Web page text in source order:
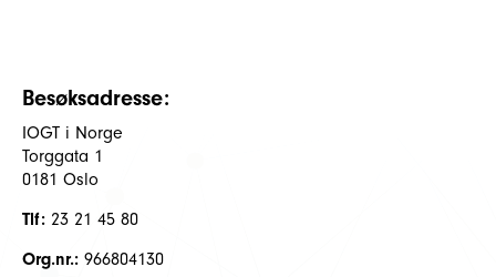
Besøksadresse:
IOGT i Norge
Torggata 1
0181 Oslo
Tlf: 23 21 45 80
Org.nr.: 966804130